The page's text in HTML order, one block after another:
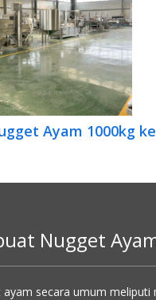
Ayam 1000kg
Nugget
ayam secara umum meliputi